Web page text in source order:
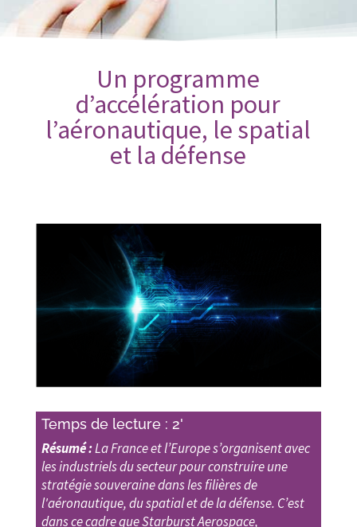
Un programme
d’accélération pour
l’aéronautique, le spatial
et la défense
Temps de lecture : 2'
Résumé :La France et l’Europe s’organisent avec
les industriels du secteur pour construire une
stratégie souveraine dans les filières de
l'aéronautique, du spatial et de la défense. C’est
dans ce cadre que Starburst Aerospace,